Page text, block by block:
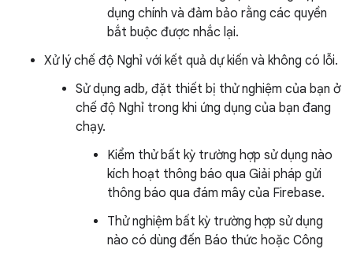
dụng chính và đảm bảo rằng các quyền
bắt buộc được nhắc lại.
Xử lý chế độ Nghỉ với kết quả dự kiến và không có lỗi.
Sử dụng adb, đặt thiết bị thử nghiệm của bạn ở
chế độ Nghỉ trong khi ứng dụng của bạn đang
chạy.
Kiểm thử bất kỳ trường hợp sử dụng nào
kích hoạt thông báo qua Giải pháp gửi
thông báo qua đám mây của Firebase.
Thử nghiệm bất kỳ trường hợp sử dụng
nào có dùng đến Báo thức hoặc Công